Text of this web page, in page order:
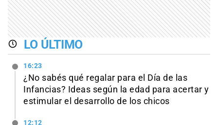
LO ÚLTIMO
16:23
¿No sabés qué regalar para el Día de las
Infancias? Ideas según la edad para acertar y
estimular el desarrollo de los chicos
12:12